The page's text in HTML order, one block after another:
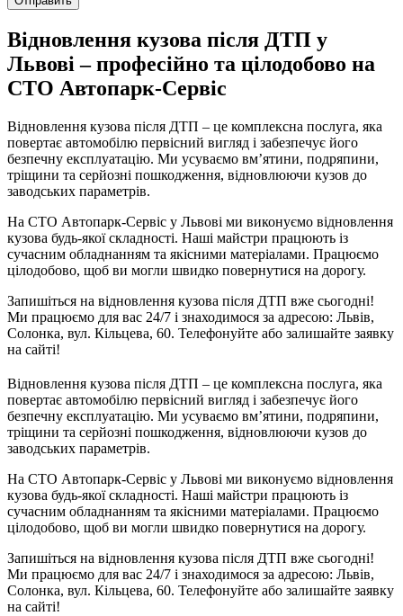
Відновлення кузова після ДТП у
Львові – професійно та цілодобово на
СТО Автопарк-Сервіс
Відновлення кузова після ДТП – це комплексна послуга, яка
повертає автомобілю первісний вигляд і забезпечує його
безпечну експлуатацію. Ми усуваємо вм’ятини, подряпини,
тріщини та серйозні пошкодження, відновлюючи кузов до
заводських параметрів.
На СТО Автопарк-Сервіс у Львові ми виконуємо відновлення
кузова будь-якої складності. Наші майстри працюють із
сучасним обладнанням та якісними матеріалами. Працюємо
цілодобово, щоб ви могли швидко повернутися на дорогу.
Запишіться на відновлення кузова після ДТП вже сьогодні!
Ми працюємо для вас 24/7 і знаходимося за адресою: Львів,
Солонка, вул. Кільцева, 60. Телефонуйте або залишайте заявку
на сайті!
Відновлення кузова після ДТП – це комплексна послуга, яка
повертає автомобілю первісний вигляд і забезпечує його
безпечну експлуатацію. Ми усуваємо вм’ятини, подряпини,
тріщини та серйозні пошкодження, відновлюючи кузов до
заводських параметрів.
На СТО Автопарк-Сервіс у Львові ми виконуємо відновлення
кузова будь-якої складності. Наші майстри працюють із
сучасним обладнанням та якісними матеріалами. Працюємо
цілодобово, щоб ви могли швидко повернутися на дорогу.
Запишіться на відновлення кузова після ДТП вже сьогодні!
Ми працюємо для вас 24/7 і знаходимося за адресою: Львів,
Солонка, вул. Кільцева, 60. Телефонуйте або залишайте заявку
на сайті!